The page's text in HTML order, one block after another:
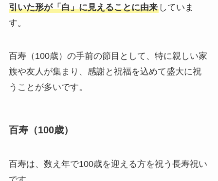
引いた形が「白」に見えることに由来していま
す。
百寿（100歳）の手前の節目として、特に親しい家
族や友人が集まり、感謝と祝福を込めて盛大に祝
うことが多いです。
百寿（100歳）
百寿は、数え年で100歳を迎える方を祝う長寿祝い